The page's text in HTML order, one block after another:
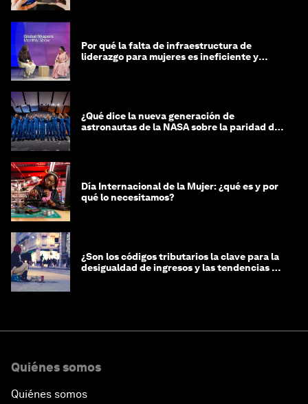
Por qué la falta de infraestructura de
liderazgo para mujeres es ineficiente y
¿Qué dice la nueva generación de
astronautas de la NASA sobre la paridad de
Día Internacional de la Mujer: ¿qué es y por
qué lo necesitamos?
¿Son los códigos tributarios la clave para la
desigualdad de ingresos y las tendencias de
Quiénes somos
Quiénes somos